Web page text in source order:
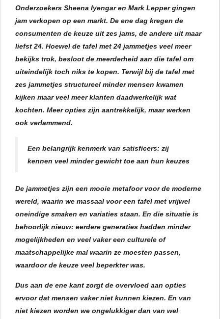
Onderzoekers Sheena Iyengar en Mark Lepper gingen
jam verkopen op een markt. De ene dag kregen de
consumenten de keuze uit zes jams, de andere uit maar
liefst 24. Hoewel de tafel met 24 jammetjes veel meer
bekijks trok, besloot de meerderheid aan die tafel om
uiteindelijk toch niks te kopen. Terwijl bij de tafel met
zes jammetjes structureel minder mensen kwamen
kijken maar veel meer klanten daadwerkelijk wat
kochten. Meer opties zijn aantrekkelijk, maar werken
ook verlammend.
Een belangrijk kenmerk van satisficers: zij
kennen veel minder gewicht toe aan hun keuzes
De jammetjes zijn een mooie metafoor voor de moderne
wereld, waarin we massaal voor een tafel met vrijwel
oneindige smaken en variaties staan. En die situatie is
behoorlijk nieuw: eerdere generaties hadden minder
mogelijkheden en veel vaker een culturele of
maatschappelijke mal waarin ze moesten passen,
waardoor de keuze veel beperkter was.
Dus aan de ene kant zorgt de overvloed aan opties
ervoor dat mensen vaker niet kunnen kiezen. En van
niet kiezen worden we ongelukkiger dan van wel